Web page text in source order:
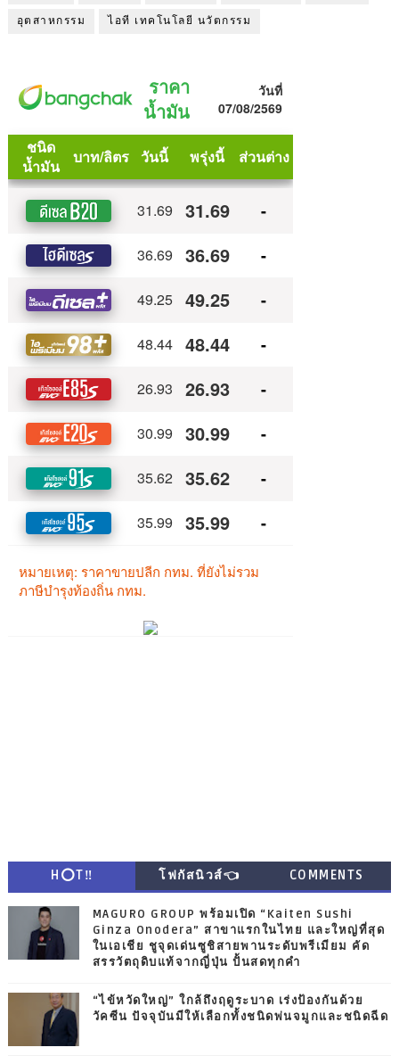
อุตสาหกรรม ไอที เทคโนโลยี นวัตกรรม
H⭕T‼ โฟกัสนิวส์👈 COMMENTS
MAGURO GROUP พร้อมเปิด “Kaiten Sushi
Ginza Onodera” สาขาแรกในไทย และใหญ่ที่สุด
ในเอเชีย ชูจุดเด่นซูชิสายพานระดับพรีเมียม คัด
สรรวัตถุดิบแท้จากญี่ปุ่น ปั้นสดทุกคำ
“ไข้หวัดใหญ่” ใกล้ถึงฤดูระบาด เร่งป้องกันด้วย
วัคซีน ปัจจุบันมีให้เลือกทั้งชนิดพ่นจมูกและชนิดฉีด